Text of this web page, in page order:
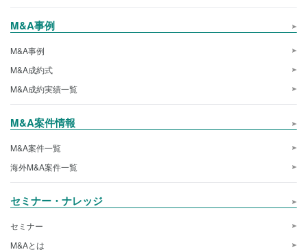
M&A事例
M&A事例
M&A成約式
M&A成約実績一覧
M&A案件情報
M&A案件一覧
海外M&A案件一覧
セミナー・ナレッジ
セミナー
M&Aとは